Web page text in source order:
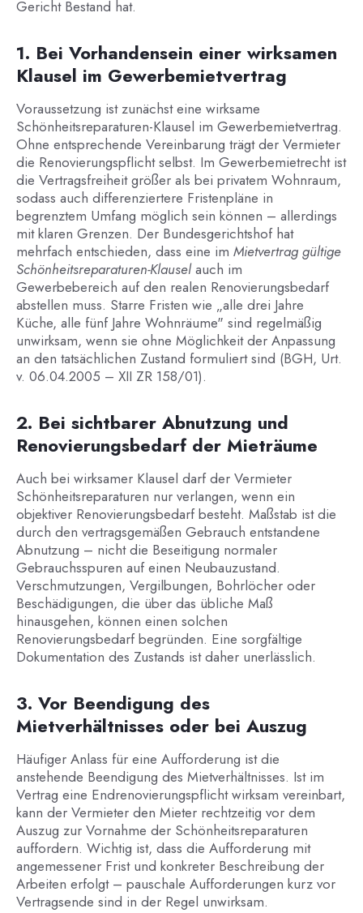
Gericht Bestand hat.
1. Bei Vorhandensein einer wirksamen
Klausel im Gewerbemietvertrag
Voraussetzung ist zunächst eine wirksame
Schönheitsreparaturen-Klausel im Gewerbemietvertrag.
Ohne entsprechende Vereinbarung trägt der Vermieter
die Renovierungspflicht selbst. Im Gewerbemietrecht ist
die Vertragsfreiheit größer als bei privatem Wohnraum,
sodass auch differenziertere Fristenpläne in
begrenztem Umfang möglich sein können – allerdings
mit klaren Grenzen. Der Bundesgerichtshof hat
mehrfach entschieden, dass eine im Mietvertrag gültige
Schönheitsreparaturen-Klauselauch im
Gewerbebereich auf den realen Renovierungsbedarf
abstellen muss. Starre Fristen wie „alle drei Jahre
Küche, alle fünf Jahre Wohnräume" sind regelmäßig
unwirksam, wenn sie ohne Möglichkeit der Anpassung
an den tatsächlichen Zustand formuliert sind (BGH, Urt.
v. 06.04.2005 – XII ZR 158/01).
2. Bei sichtbarer Abnutzung und
Renovierungsbedarf der Mieträume
Auch bei wirksamer Klausel darf der Vermieter
Schönheitsreparaturen nur verlangen, wenn ein
objektiver Renovierungsbedarf besteht. Maßstab ist die
durch den vertragsgemäßen Gebrauch entstandene
Abnutzung – nicht die Beseitigung normaler
Gebrauchsspuren auf einen Neubauzustand.
Verschmutzungen, Vergilbungen, Bohrlöcher oder
Beschädigungen, die über das übliche Maß
hinausgehen, können einen solchen
Renovierungsbedarf begründen. Eine sorgfältige
Dokumentation des Zustands ist daher unerlässlich.
3. Vor Beendigung des
Mietverhältnisses oder bei Auszug
Häufiger Anlass für eine Aufforderung ist die
anstehende Beendigung des Mietverhältnisses. Ist im
Vertrag eine Endrenovierungspflicht wirksam vereinbart,
kann der Vermieter den Mieter rechtzeitig vor dem
Auszug zur Vornahme der Schönheitsreparaturen
auffordern. Wichtig ist, dass die Aufforderung mit
angemessener Frist und konkreter Beschreibung der
Arbeiten erfolgt – pauschale Aufforderungen kurz vor
Vertragsende sind in der Regel unwirksam.